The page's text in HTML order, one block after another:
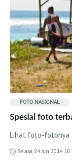
Bingin (LIVE)
Keramas (LIVE)
Uluwatu (LIVE)
Lombok
Grupuk
Ekas
Desert Point
Sumbawa
Lakey Peak
FOTO NASIONAL
Spesial foto
Lihat foto-fotonya
Selasa, 24 Jun 2014